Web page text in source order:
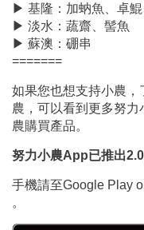
▶ 基隆：加蚋魚
、卓
▶ 淡水：蔬齋 、髻魚
▶ 蘇澳：硼串
=======
如果您也想支持小農
農，可以看到更多努
農購買產品。
努力小農App已推出
手機請至Google Play
。